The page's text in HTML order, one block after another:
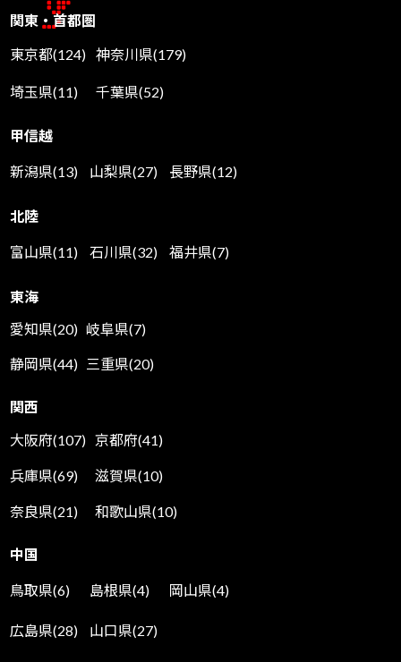
関東・首都圏
東京都(124) 神奈川県(179)
埼玉県(11) 千葉県(52)
甲信越
新潟県(13) 山梨県(27) 長野県(12)
北陸
富山県(11) 石川県(32) 福井県(7)
東海
愛知県(20) 岐阜県(7)
静岡県(44) 三重県(20)
関西
大阪府(107) 京都府(41)
兵庫県(69) 滋賀県(10)
奈良県(21) 和歌山県(10)
中国
鳥取県(6) 島根県(4) 岡山県(4)
広島県(28) 山口県(27)